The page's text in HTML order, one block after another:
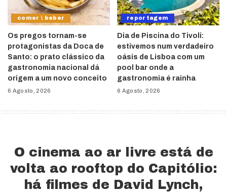
comer \ beber
Os pregos tornam-se
protagonistas da Doca de
Santo: o prato clássico da
gastronomia nacional dá
origem a um novo conceito
6 Agosto, 2026
reportagem
Dia de Piscina do Tivoli:
estivemos num verdadeiro
oásis de Lisboa com um
pool bar onde a
gastronomia é rainha
6 Agosto, 2026
O cinema ao ar livre está de
volta ao rooftop do Capitólio:
há filmes de David Lynch,